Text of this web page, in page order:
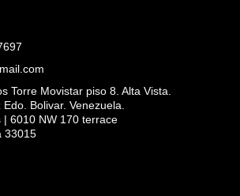
Torre Movistar piso 8. Alta Vista.
Bolivar. Venezuela.
| 6010 NW 170 terrace
33015